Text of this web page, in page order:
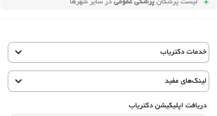
لیست پزشکان پزشکی عمومی در سایر شهرها
خدمات دکتریاب
لینک‌های مفید
دریافت اپلیکیشن دکتریاب